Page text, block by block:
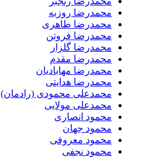
محمدرضا روزبه
محمدرضا طاهری
محمدرضا فروتن
محمدرضا گلزار
محمدرضا مقدم
محمدرضا مهابادیان
محمدرضا هدایتی
محمدعلی محمودی (رادمان)
محمدعلی مولایی
محمود انصاری
محمود جهان
محمود معروفی
محمود نجفی